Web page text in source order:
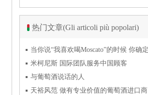
热门文章(Gli articoli più popolari)
米柯尼斯 国际团队服务中国顾客
与葡萄酒说话的人
天裕风范 做有专业价值的葡萄酒进口商